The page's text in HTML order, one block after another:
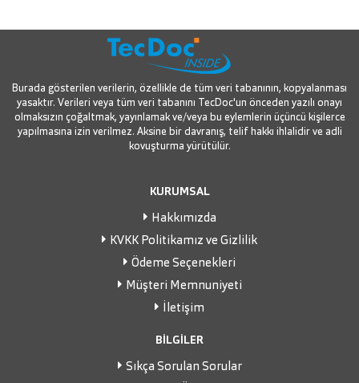
Burada gösterilen verilerin, özellikle de tüm veri tabanının, kopyalanması
yasaktır. Verileri veya tüm veri tabanını TecDoc'un önceden yazılı onayı
olmaksızın çoğaltmak, yayınlamak ve/veya bu eylemlerin üçüncü kişilerce
yapılmasına izin verilmez. Aksine bir davranış, telif hakkı ihlalidir ve adli
kovuşturma yürütülür.
KURUMSAL
Hakkımızda
KVKK Politikamız ve Gizlilik
Ödeme Seçenekleri
Müşteri Memnuniyeti
İletişim
BİLGİLER
Sıkça Sorulan Sorular